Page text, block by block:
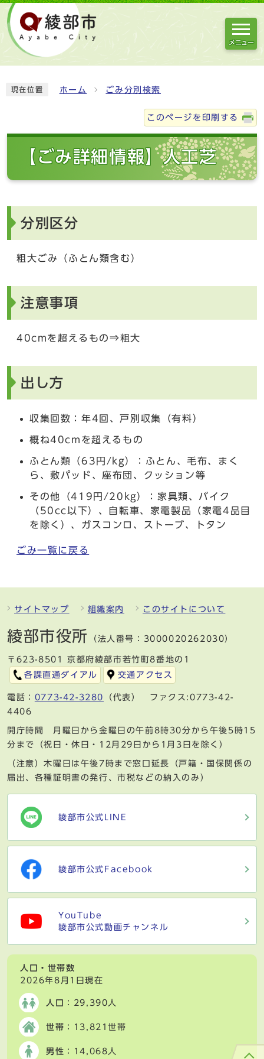
メニュー
現在位置 ホーム ごみ分別検索
このページを印刷する
【ごみ詳細情報】人工芝
分別区分
粗大ごみ（ふとん類含む）
注意事項
40cmを超えるもの⇒粗大
出し方
収集回数：年4回、戸別収集（有料）
概ね40cmを超えるもの
ふとん類（63円/kg）：ふとん、毛布、まく
ら、敷パッド、座布団、クッション等
その他（419円/20kg）：家具類、バイク
（50cc以下）、自転車、家電製品（家電4品目
を除く）、ガスコンロ、ストーブ、トタン
ごみ一覧に戻る
サイトマップ 組織案内 このサイトについて
綾部市役所 （法人番号：3000020262030）
〒623-8501 京都府綾部市若竹町8番地の1
各課直通ダイアル
交通アクセス
電話： 0773-42-3280
（代表） ファクス:0773-42-
4406
開庁時間 月曜日から金曜日の午前8時30分から午後5時15
分まで（祝日・休日・12月29日から1月3日を除く）
（注意）木曜日は午後7時まで窓口延長（戸籍・国保関係の
届出、各種証明書の発行、市税などの納入のみ）
綾部市公式LINE
綾部市公式Facebook
YouTube
綾部市公式動画チャンネル
人口・世帯数
2026年8月1日現在
人口 ：29,390人
世帯 ：13,821世帯
男性 ：14,068人